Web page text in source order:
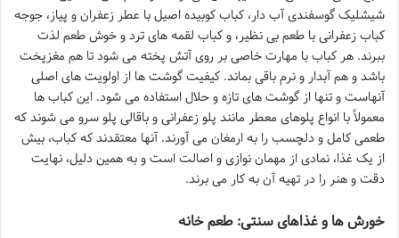
شیشلیک گوسفندی آب دار، کباب کوبیده اصیل با عطر زعفران و پیاز، جوجه
کباب زعفرانی با طعم بی نظیر، و کباب لقمه های ترد و خوش طعم لذت
ببرند. هر کباب با مهارت خاصی بر روی آتش پخته می شود تا هم مغزپخت
باشد و هم آبدار و نرم باقی بماند. کیفیت گوشت ها از اولویت های اصلی
آنهاست و تنها از گوشت های تازه و حلال استفاده می شود. این کباب ها
معمولاً با انواع پلوهای معطر مانند پلو زعفرانی و باقالی پلو سرو می شوند که
طعمی کامل و دلچسب را به ارمغان می آورند. آنها معتقدند که کباب، بیش
از یک غذا، نمادی از مهمان نوازی و اصالت است و به همین دلیل، نهایت
دقت و هنر را در تهیه آن به کار می برند.
خورش ها و غذاهای سنتی: طعم خانه